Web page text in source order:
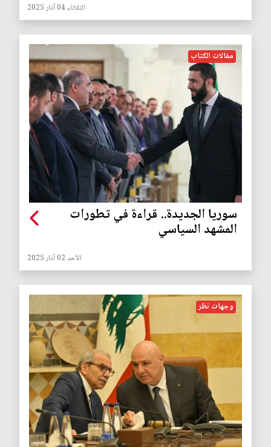
الثلاثاء 04 آذار 2025
مقالات الكتاب
سوريا الجديدة.. قراءة في تطورات
المشهد السياسي
الأحد 02 آذار 2025
وجهات نظر